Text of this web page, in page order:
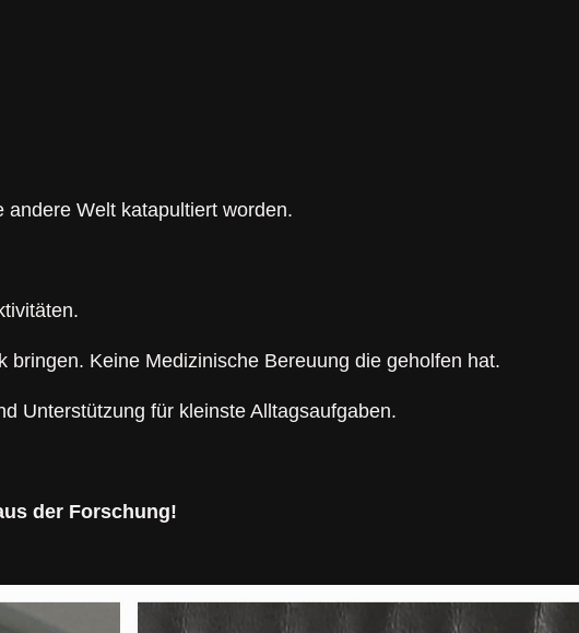
Welt katapultiert worden.
Keine Medizinische Bereuung die geholfen hat.
Unterstützung für kleinste Alltagsaufgaben.
der Forschung!